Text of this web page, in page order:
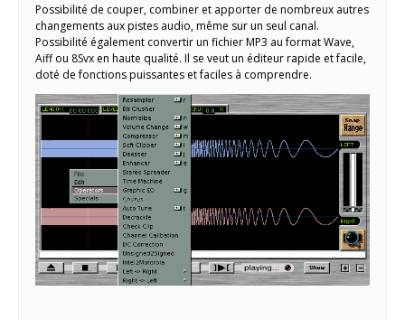
Possibilité de couper, combiner et apporter de nombreux autres
changements aux pistes audio, même sur un seul canal.
Possibilité également convertir un fichier MP3 au format Wave,
Aiff ou 8Svx en haute qualité. Il se veut un éditeur rapide et facile,
doté de fonctions puissantes et faciles à comprendre.